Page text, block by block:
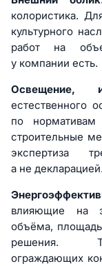
колористика.
культурного
работ на
у компании есть.
Освещение,
естественного
по нормативам
строительные
экспертиза
а не декларацией.
влияющие на
объёма,
решения.
ограждающих